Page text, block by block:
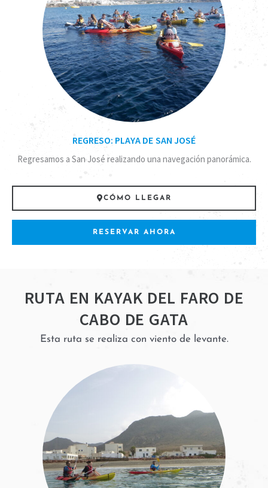
REGRESO: PLAYA DE SAN JOSÉ
Regresamos a San José realizando una navegación panorámica.
CÓMO LLEGAR
RESERVAR AHORA
RUTA EN KAYAK DEL FARO DE
CABO DE GATA
Esta ruta se realiza con viento de levante.